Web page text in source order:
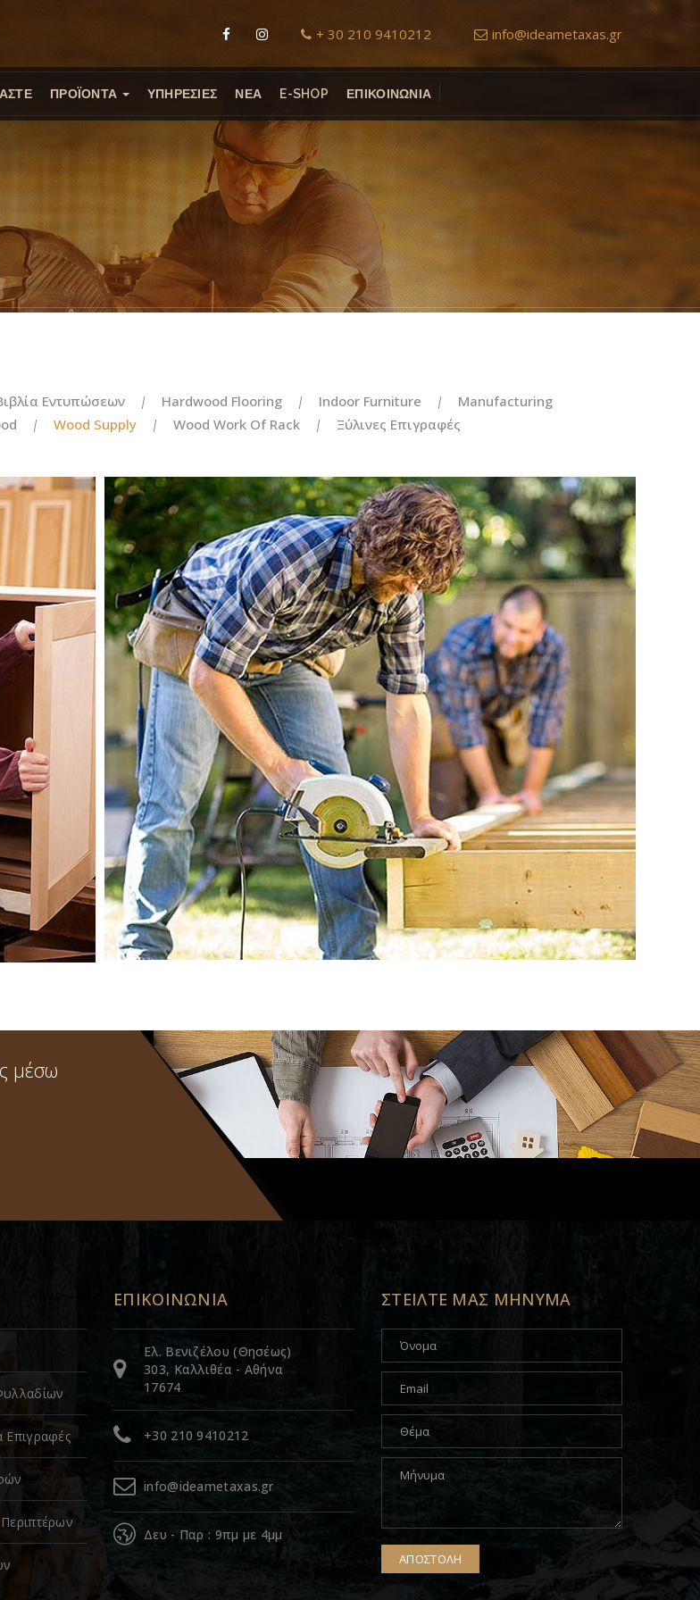
+ 30 210 9410212 info@ideametaxas.gr
ΠΡΟΪΟΝΤΑ ΥΠΗΡΕΣΙΕΣ ΝΕΑ E-SHOP ΕΠΙΚΟΙΝΩΝΙΑ
Εντυπώσεων Hardwood Flooring Indoor Furniture
Manufacturing
Wood Supply Wood Work Of Rack Ξύλινες Επιγραφές
KITCHKEN RENOVATION
μέσω
Επιγραφές
ΕΠΙΚΟΙΝΩΝΙΑ
Ελ. Βενιζέλου (Θησέως)
303, Καλλιθέα - Αθήνα
17674
+30 210 9410212
info@ideametaxas.gr
Δευ - Παρ : 9πμ με 4μμ
ΣΤΕΙΛΤΕ ΜΑΣ ΜΗΝΥΜΑ